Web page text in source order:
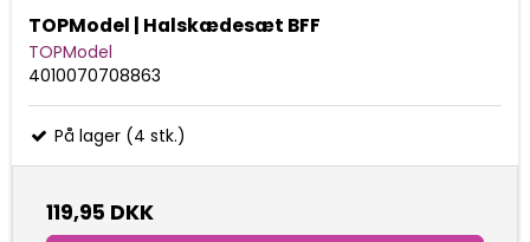
TOPModel | Halskædesæt BFF
TOPModel
4010070708863
På lager (4 stk.)
119,95 DKK